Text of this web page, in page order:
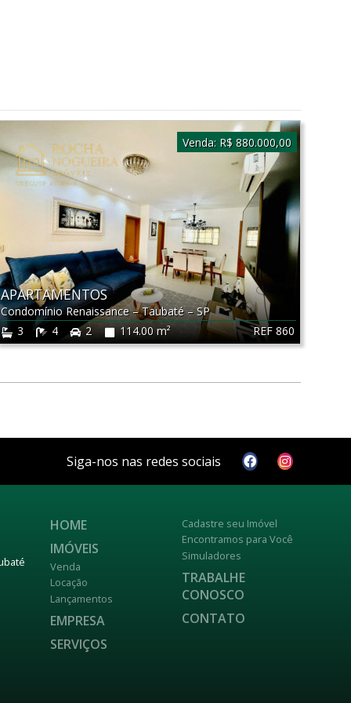
REF 860
APARTAMENTOS
Condomínio Renaissance–Taubaté–SP
3
4 2 114.00 m²
Venda: R$ 880.000,00
Siga-nos nas redes sociais
HOME
IMÓVEIS
Venda
Locação
Lançamentos
EMPRESA
SERVIÇOS
Cadastre seu Imóvel
Encontramos para Você
Simuladores
TRABALHE
CONOSCO
CONTATO